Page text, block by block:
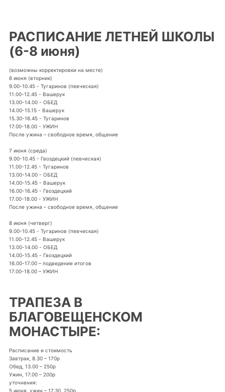
РАСПИСАНИЕ ЛЕТНЕЙ ШКОЛЫ
(6-8 июня)
(возможны корректировки на месте)
6 июня (вторник)
9.00-10.45 - Тугаринов (певческая)
11.00-12.45 - Вашерук
13.00-14.00 - ОБЕД
14.00-15.15 - Вашерук
15.30-16.45 - Тугаринов
17.00-18.00 - УЖИН
После ужина – свободное время, общение
7 июня (среда)
9.00-10.45 - Гвоздецкий (певческая)
11.00-12.45 - Тугаринов
13.00-14.00 - ОБЕД
14.00-15.45 - Вашерук
16.00-16.45 - Гвоздецкий
17.00-18.00 - УЖИН
После ужина – свободное время, общение
8 июня (четверг)
9.00-10.45 - Тугаринов (певческая)
11.00-12.45 - Вашерук
13.00-14.00 - ОБЕД
14.00-15.45 - Гвоздецкий
16.00-17.00 – подведение итогов
17.00-18.00 – УЖИН
ТРАПЕЗА В
БЛАГОВЕЩЕНСКОМ
МОНАСТЫРЕ:
Расписание и стоимость
Завтрак, 8.30 – 170р
Обед, 13.00 – 250р
Ужин, 17.00 – 200р
уточнения:
5 июня, ужин – 17.30, 250р